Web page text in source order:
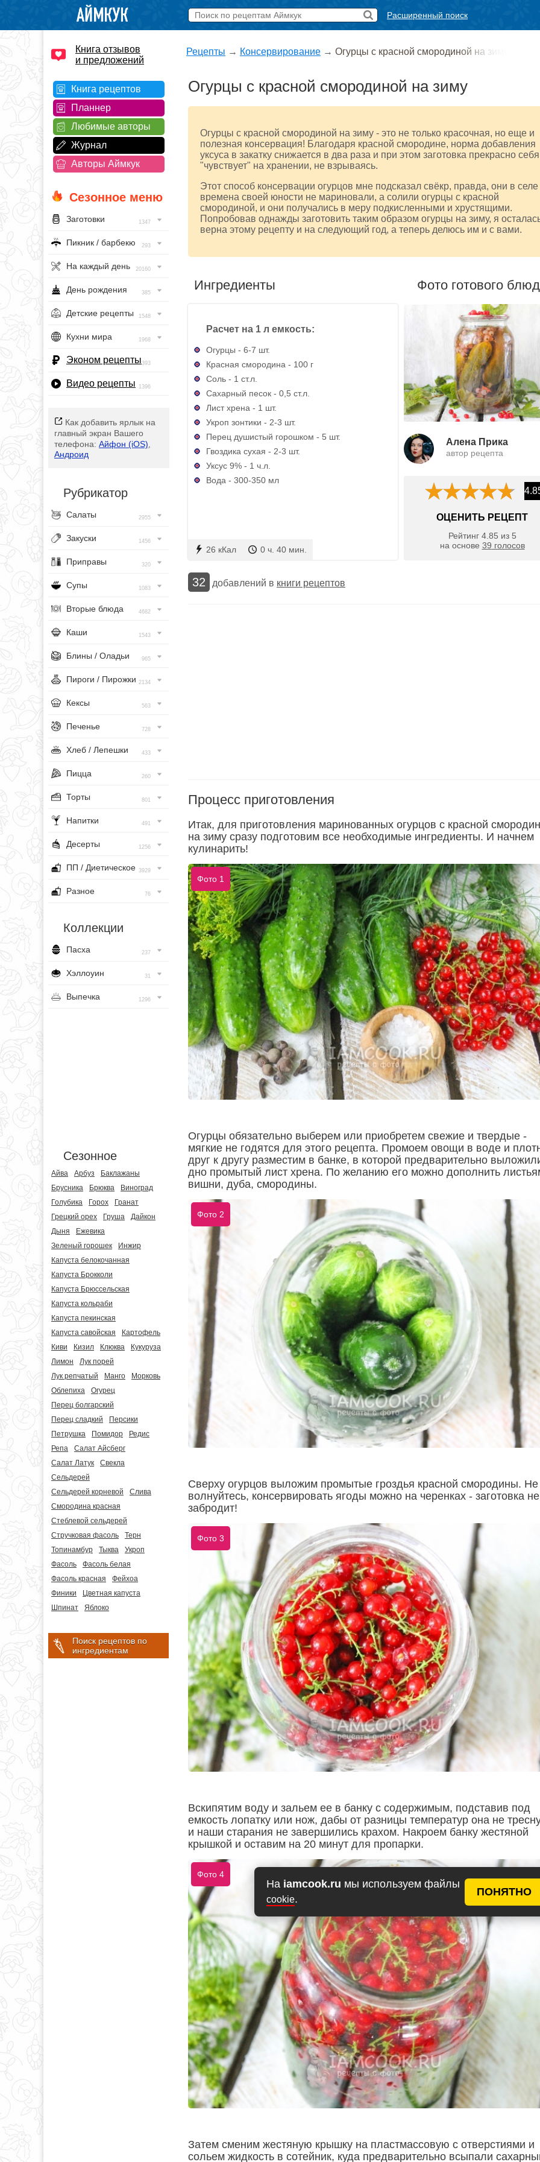
На iamcook.ru мы используем файлы
cookie.
ПОНЯТНО
Расширенный поиск
Книга отзывов
и предложений
Книга рецептов
Планнер
Любимые авторы
Журнал
Авторы Аймкук
Сезонное меню
Заготовки 1347
Пикник / барбекю 293
На каждый день 20160
День рождения 385
Детские рецепты 1548
Кухни мира 1968
Эконом рецепты393
Видео рецепты 1396
Как добавить ярлык на
главный экран Вашего
телефона: Айфон (iOS)
Андроид
Рубрикатор
Салаты 2955
Закуски 1456
Приправы 320
Супы 1083
Вторые блюда 4682
Каши 1543
Блины / Оладьи 965
Пироги / Пирожки 2134
Кексы 563
Печенье 728
Хлеб / Лепешки 433
Пицца 260
Торты 801
Напитки 491
Десерты 1256
ПП / Диетическое 3929
Разное 76
Коллекции
Пасха 237
Хэллоуин 31
Выпечка 1296
Сезонное
Айва Арбуз
Баклажаны
Брусника
Брюква
Виноград
Голубика
Горох
Гранат
Грецкий орех
Груша
Дайкон
Дыня
Ежевика
Зеленый горошек
Инжир
Капуста белокочанная
Капуста Брокколи
Капуста Брюссельская
Капуста кольраби
Капуста пекинская
Капуста савойская
Картофель
Киви
Кизил Клюква
Кукуруза
Лимон
Лук порей
Лук репчатый
Манго
Морковь
Облепиха
Огурец
Перец болгарский
Перец сладкий
Персики
Петрушка
Помидор
Редис
Репа
Салат Айсберг
Салат Латук
Свекла
Сельдерей
Сельдерей корневой
Слива
Смородина красная
Стеблевой сельдерей
Стручковая фасоль
Терн
Топинамбур
Тыква
Укроп
Фасоль
Фасоль белая
Фасоль красная
Фейхоа
Финики
Цветная капуста
Шпинат
Яблоко
Поиск рецептов по
ингредиентам
Рецепты → Консервирование → Огурцы с красной смородиной на зиму
Огурцы с красной смородиной на зиму
Огурцы с красной смородиной на зиму - это не только красочная, но еще и
полезная консервация! Благодаря красной смородине, норма добавления
уксуса в закатку снижается в два раза и при этом заготовка прекрасно себя
"чувствует" на хранении, не взрываясь.
Этот способ консервации огурцов мне подсказал свёкр, правда, они в
времена своей юности не мариновали, а солили огурцы с красной
смородиной, и они получались в меру подкисленными и хрустящими.
Попробовав однажды заготовить таким образом огурцы на зиму, я
верна этому рецепту и на следующий год, а теперь делюсь им и с вами.
Ингредиенты
Расчет на 1 л емкость:
Огурцы - 6-7 шт.
Красная смородина - 100 г
Соль - 1 ст.л.
Сахарный песок - 0,5 ст.л.
Лист хрена - 1 шт.
Укроп зонтики - 2-3 шт.
Перец душистый горошком - 5 шт.
Гвоздика сухая - 2-3 шт.
Уксус 9% - 1 ч.л.
Вода - 300-350 мл
26 кКал 0 ч. 40 мин.
Фото готового
Алена Прика
автор рецепта
ОЦЕНИТЬ РЕЦЕПТ
Рейтинг 4.85 из 5
на основе 39 голосов
32 добавлений в книги рецептов
Процесс приготовления
Итак, для приготовления маринованных огурцов с красной
на зиму сразу подготовим все необходимые ингредиенты. И начнем
кулинарить!
Фото 1
Огурцы обязательно выберем или приобретем свежие и твердые -
мягкие не годятся для этого рецепта. Промоем овощи в воде и
друг к другу разместим в банке, в которой предварительно
дно промытый лист хрена. По желанию его можно дополнить
вишни, дуба, смородины.
Фото 2
Сверху огурцов выложим промытые гроздья красной смородины. Не
волнуйтесь, консервировать ягоды можно на черенках - заготовка не
забродит!
Фото 3
Вскипятим воду и зальем ее в банку с содержимым, подставив под
емкость лопатку или нож, дабы от разницы температур она не
и наши старания не завершились крахом. Накроем банку жестяной
крышкой и оставим на 20 минут для пропарки.
Фото 4
Затем сменим жестяную крышку на пластмассовую с отверстиями и
сольем жидкость в сотейник, куда предварительно всыпали